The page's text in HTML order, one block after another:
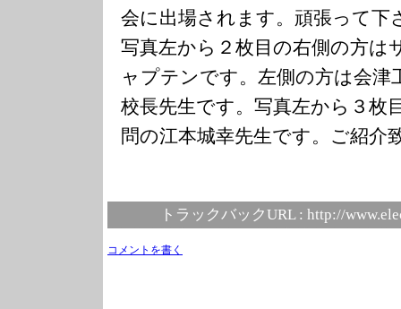
会に出場されます。頑張って下
写真左から２枚目の右側の方は
ャプテンです。左側の方は会津
校長先生です。写真左から３枚
問の江本城幸先生です。ご紹介
トラックバックURL : http://
コメントを書く